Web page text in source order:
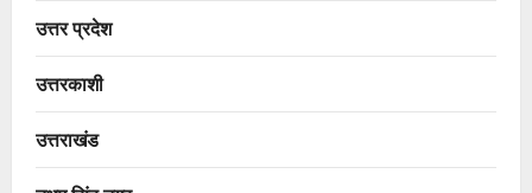
उत्तर प्रदेश
उत्तरकाशी
उत्तराखंड